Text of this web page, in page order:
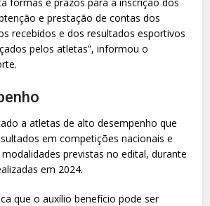
e prestação de contas dos
recebidos e dos resultados esportivos
pelos atletas”, informou o
a atletas de alto desempenho que
em competições nacionais e
previstas no edital, durante
em 2024.
que o auxílio benefício pode ser